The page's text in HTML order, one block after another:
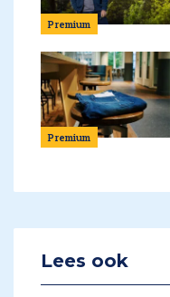
Premium
Premium
Lees ook